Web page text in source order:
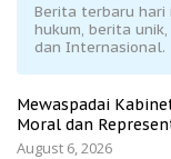
Berita terbaru hari
hukum, berita
dan Internasional.
Mewaspadai
Moral dan
August 6, 2026